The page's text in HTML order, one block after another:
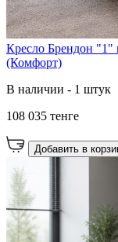
Кресло Брендон "1"
(Комфорт)
В наличии - 1 штук
108 035 тенге
Добавить в